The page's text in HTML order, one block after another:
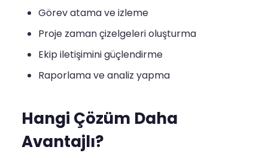
Görev atama ve izleme
Proje zaman çizelgeleri oluşturma
Ekip iletişimini güçlendirme
Raporlama ve analiz yapma
Hangi Çözüm Daha
Avantajlı?